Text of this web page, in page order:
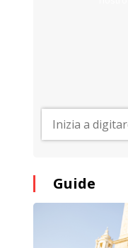
Guide